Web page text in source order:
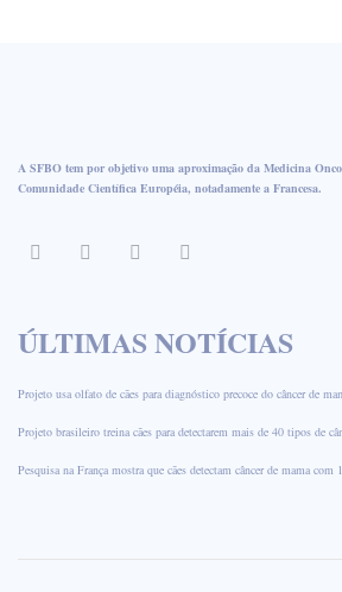
A SFBO tem por objetivo uma aproximação da Medicina
Comunidade Científica Européia, notadamente a Francesa.
ÚLTIMAS NOTÍCIAS
Projeto usa olfato de cães para diagnóstico precoce do câncer de
Projeto brasileiro treina cães para detectarem mais de 40 tipos de
Pesquisa na França mostra que cães detectam câncer de mama com